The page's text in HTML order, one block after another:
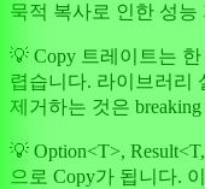
묵적 복사로 인한 성
💡 Copy 트레이트는
렵습니다. 라이브러리
제거하는 것은 breaking
💡 Option<T>,
으로 Copy가 됩니다.